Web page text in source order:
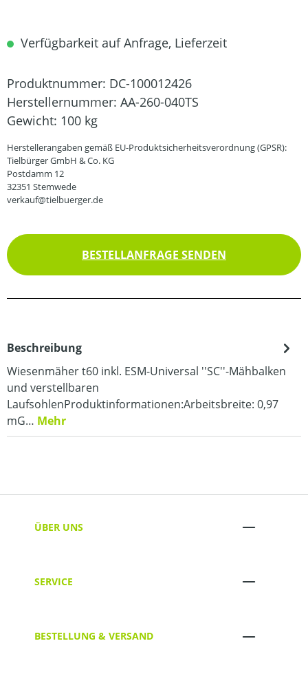
Verfügbarkeit auf Anfrage, Lieferzeit
Produktnummer: DC-100012426
Herstellernummer: AA-260-040TS
Gewicht: 100 kg
Herstellerangaben gemäß EU-Produktsicherheitsverordnung (GPSR):
Tielbürger GmbH & Co. KG
Postdamm 12
32351 Stemwede
verkauf@tielbuerger.de
BESTELLANFRAGE SENDEN
Beschreibung
Wiesenmäher t60 inkl. ESM-Universal ''SC''-Mähbalken
und verstellbaren
LaufsohlenProduktinformationen:Arbeitsbreite: 0,97
mG… Mehr
ÜBER UNS
SERVICE
BESTELLUNG & VERSAND